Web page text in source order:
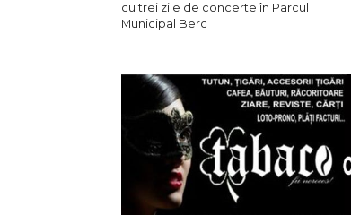
cu trei zile de concerte în Parcul
Municipal Berc